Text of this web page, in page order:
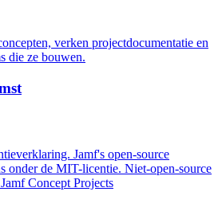
verken projectdocumentatie en
die ze bouwen.
Jamf's open-source
onder de MIT-licentie. Niet-open-source
Concept Projects